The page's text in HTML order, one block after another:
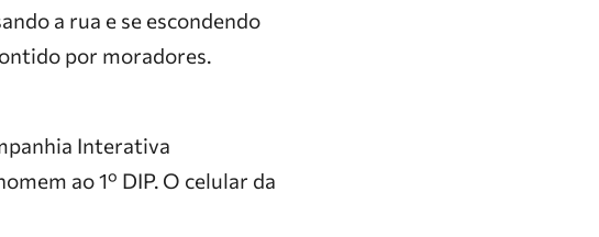
a rua e se escondendo
por moradores.
Interativa
ao 1º DIP. O celular da